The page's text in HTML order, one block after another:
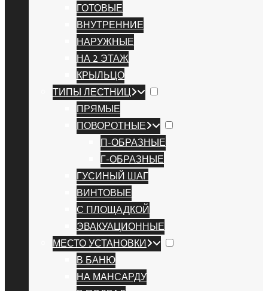
ГОТОВЫЕ
ВНУТРЕННИЕ
НАРУЖНЫЕ
НА 2 ЭТАЖ
КРЫЛЬЦО
ТИПЫ ЛЕСТНИЦ
ПРЯМЫЕ
ПОВОРОТНЫЕ
П-ОБРАЗНЫЕ
Г-ОБРАЗНЫЕ
ГУСИНЫЙ ШАГ
ВИНТОВЫЕ
С ПЛОЩАДКОЙ
ЭВАКУАЦИОННЫЕ
МЕСТО УСТАНОВКИ
В БАНЮ
НА МАНСАРДУ